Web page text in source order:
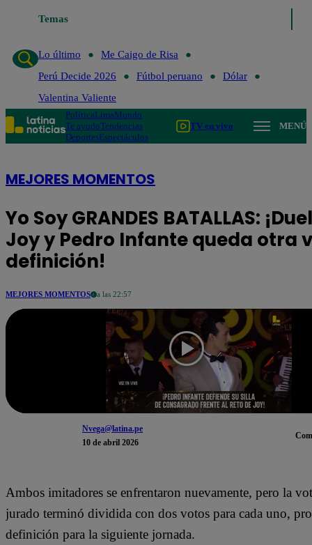
Temas
Lo último
Me Caigo de Risa
Perú Decide 2026
Fútbol peruano
Dólar
Valentina Valiente
PolíticaLimaMundo
Te ayudoTendencias
DeportesEspectáculos
TV en vivo MENÚ
MEJORES MOMENTOS
Yo Soy GRANDES BATALLAS:
Joy y Pedro Infante queda otra
definición!
MEJORES MOMENTOS a las 22:57
Nvega@latina.pe
10 de abril 2026
Ambos imitadores se enfrentaron nuevamente, pero la
jurado terminó dividida con dos votos para cada uno,
definición para la siguiente jornada.